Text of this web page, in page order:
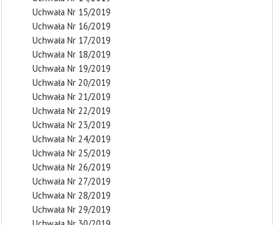
Uchwała Nr 15/2019
Uchwała Nr 16/2019
Uchwała Nr 17/2019
Uchwała Nr 18/2019
Uchwała Nr 19/2019
Uchwała Nr 20/2019
Uchwała Nr 21/2019
Uchwała Nr 22/2019
Uchwała Nr 23/2019
Uchwała Nr 24/2019
Uchwała Nr 25/2019
Uchwała Nr 26/2019
Uchwała Nr 27/2019
Uchwała Nr 28/2019
Uchwała Nr 29/2019